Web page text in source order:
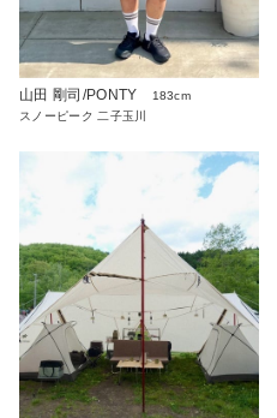
山田 剛司/PONTY
183cm
スノーピーク 二子玉川